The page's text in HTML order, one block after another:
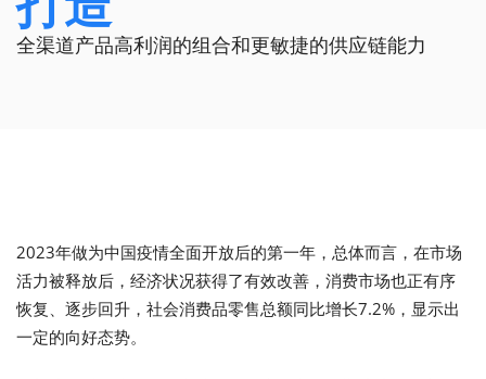
全渠道产品高利润的组合和更敏捷的供应链能力
2023年做为中国疫情全面开放后的第一年，总体而言，在市场
活力被释放后，经济状况获得了有效改善，消费市场也正有序
恢复、逐步回升，社会消费品零售总额同比增长7.2%，显示出
一定的向好态势。